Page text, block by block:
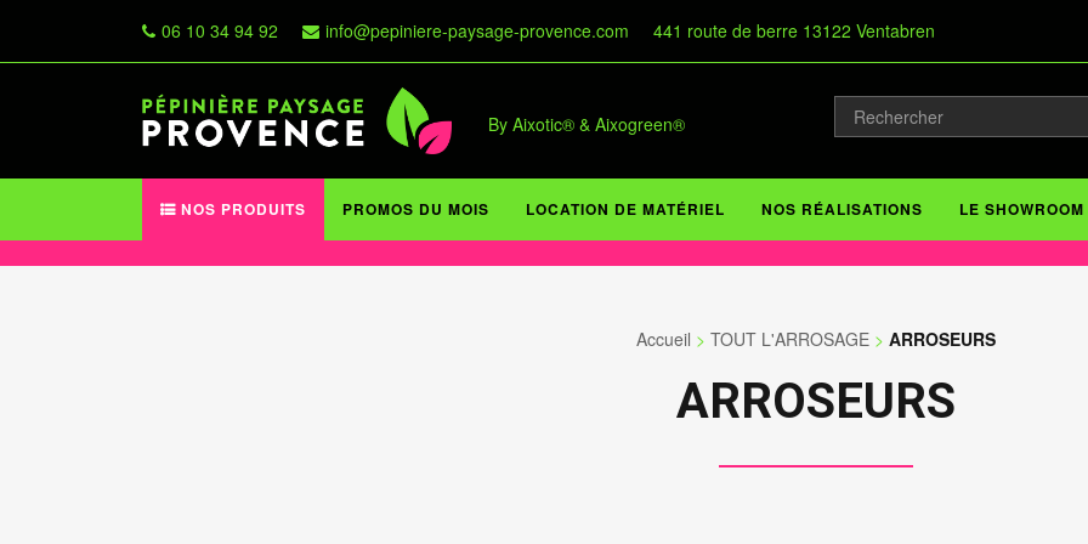
06 10 34 94 92 info@pepiniere-paysage-provence.com 441 route de berre 13122 Ventabren
By Aixotic® & Aixogreen®
NOS PRODUITS PROMOS DU MOIS LOCATION DE MATÉRIEL NOS RÉALISATIONS LE SHOWROOM
Accueil > TOUT L'ARROSAGE > ARROSEURS
ARROSEURS